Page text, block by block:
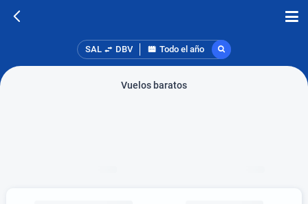
SAL DBV Todo el año
Vuelos baratos